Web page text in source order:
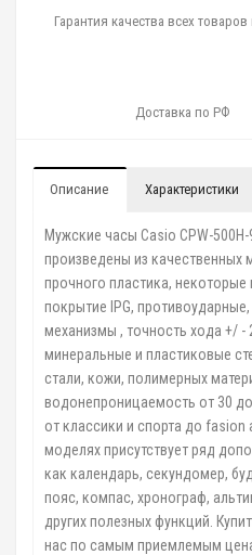
Гарантия качества всех товаров
Доставка по РФ
Описание Характеристики
Мужские часы Casio CPW-
произведены из качественных
прочного пластика,
покрытие IPG,
механизмы , точность хода +/
минеральные и пластиковые
стали, кожи, полимерных
водонепроницаемость от 30
от классики и спорта до fasion
моделях присутствует ряд
как календарь, секундомер,
пояс, компас, хронограф,
других полезных функций.
нас по самым приемлемым